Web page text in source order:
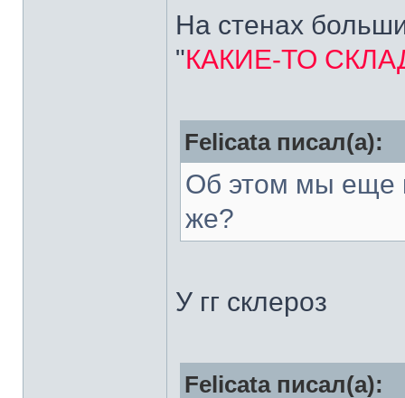
На стенах
"КАКИЕ-ТО
Felicata писал(а):
Об этом мы еще
же?
У гг склероз
Felicata писал(а):